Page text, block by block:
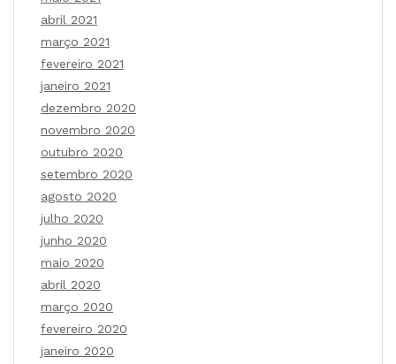
abril 2021
março 2021
fevereiro 2021
janeiro 2021
dezembro 2020
novembro 2020
outubro 2020
setembro 2020
agosto 2020
julho 2020
junho 2020
maio 2020
abril 2020
março 2020
fevereiro 2020
janeiro 2020